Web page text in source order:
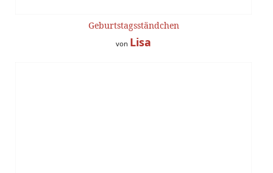
Geburtstagsständchen
von Lisa